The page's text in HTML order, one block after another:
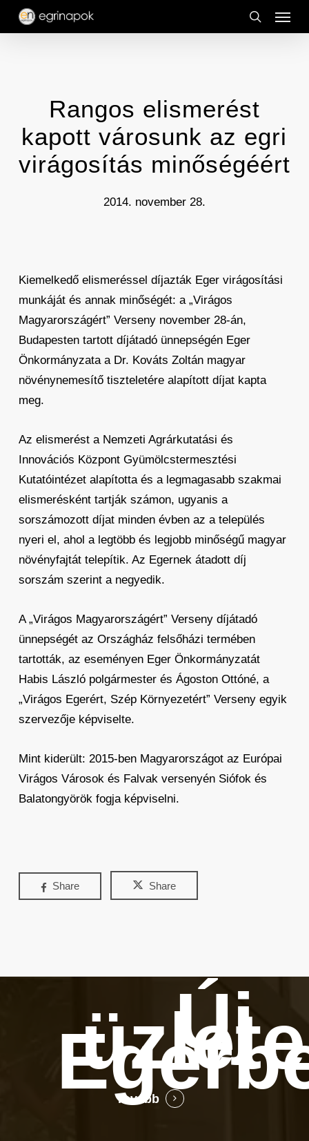
Skip
search
Menu
Rangos elismerést
kapott városunk az egri
virágosítás minőségéért
2014. november 28.
Kiemelkedő elismeréssel díjazták Eger virágosítási
munkáját és annak minőségét: a „Virágos
Magyarországért” Verseny november 28-án,
Budapesten tartott díjátadó ünnepségén Eger
Önkormányzata a Dr. Kováts Zoltán magyar
növénynemesítő tiszteletére alapított díjat kapta
meg.
Az elismerést a Nemzeti Agrárkutatási és
Innovációs Központ Gyümölcstermesztési
Kutatóintézet alapította és a legmagasabb szakmai
elismerésként tartják számon, ugyanis a
sorszámozott díjat minden évben az a település
nyeri el, ahol a legtöbb és legjobb minőségű magyar
növényfajtát telepítik. Az Egernek átadott díj
sorszám szerint a negyedik.
A „Virágos Magyarországért” Verseny díjátadó
ünnepségét az Országház felsőházi termében
tartották, az eseményen Eger Önkormányzatát
Habis László polgármester és Ágoston Ottóné, a
„Virágos Egerért, Szép Környezetért” Verseny egyik
szervezője képviselte.
Mint kiderült: 2015-ben Magyarországot az Európai
Virágos Városok és Falvak versenyén Siófok és
Balatongyörök fogja képviselni.
Share Share
Új
Tovább